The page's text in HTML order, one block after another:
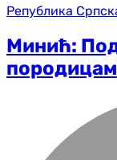
Република
Минић: